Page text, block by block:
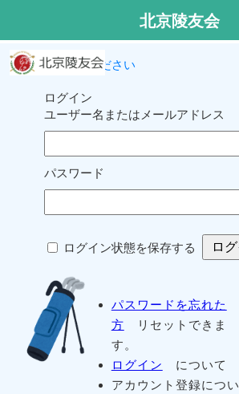
ログインしてください
ログイン
ユーザー名またはメールアドレス
パスワード
ログイン状態を保存する
パスワードを忘れた
方 リセットできま
す。
ログイン
について
アカウント登録につい
北京陵友会